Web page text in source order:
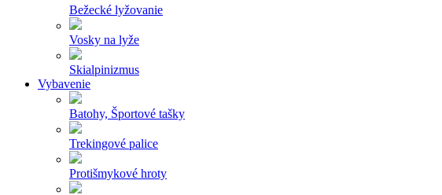
Bežecké lyžovanie
Vosky na lyže
Skialpinizmus
Vybavenie
Batohy, Športové tašky
Trekingové palice
Protišmykové hroty